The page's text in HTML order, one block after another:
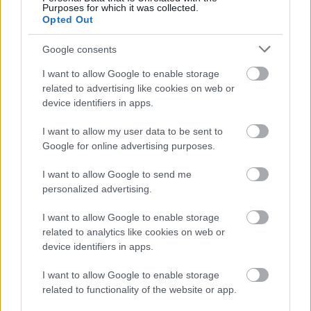
Purposes for which it was collected.
Opted Out
Google consents
I want to allow Google to enable storage
related to advertising like cookies on web or
device identifiers in apps.
I want to allow my user data to be sent to
Google for online advertising purposes.
I want to allow Google to send me
personalized advertising.
I want to allow Google to enable storage
related to analytics like cookies on web or
device identifiers in apps.
I want to allow Google to enable storage
related to functionality of the website or app.
szó nélkül csinálta, nem hivatkozott
mentális fáradtságra. Azért, hogy
egészségesen és minél előbb újra a pályán
- Példamutató módon járt el a rehabilitáció alatt,
mindent ennek rendelt alá, megérdemli, hogy minél
előbb felvehesse mérkőzésen a mezt.
Olvastad már?